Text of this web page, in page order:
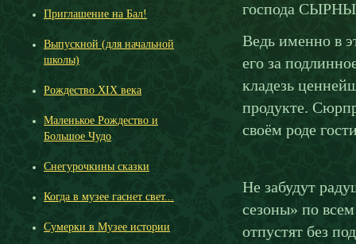
Приглашение на Бал!
Выпускной (для начальной
школы)
Рождество ХIХ века
Маленькое Рождество и
Большое Чудо
Снегурочкины сказки
Когда в музее гаснет свет...
Сумерки в Музее истории
господа
Ведь именно в
его за
кладезь
продукте.
своём роде
Не забудут
сезоны» по
отпустят без